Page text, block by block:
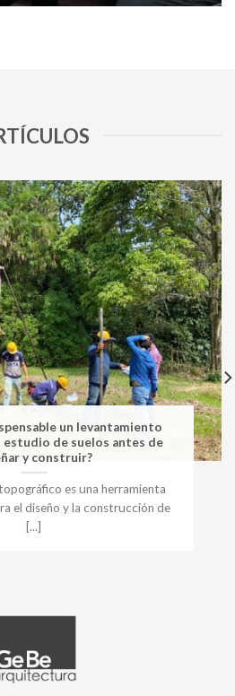
un levantamiento
de suelos antes de
y construir?
es una herramienta
el diseño y la construcción de
[...]